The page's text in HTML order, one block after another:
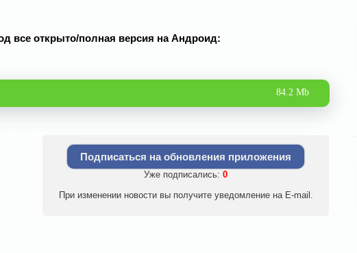
все открыто/полная версия на Андроид:
84.2 Mb
Подписаться на обновления приложения
Уже подписались: 0
При изменении новости вы получите уведомление на E-mail.